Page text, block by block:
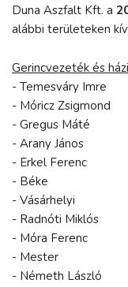
Duna Aszfalt Kft. a
alábbi területeken
Gerincvezeték és
- Temesváry Imre
- Móricz Zsigmond
- Gregus Máté
- Arany János
- Erkel Ferenc
- Béke
- Vásárhelyi
- Radnóti Miklós
- Móra Ferenc
- Mester
- Németh László